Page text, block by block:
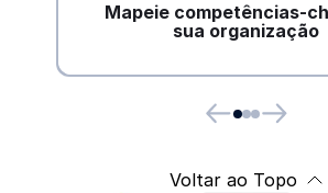
Mapeie competências-
sua organização
mais estratégicos para garantir
performance no futuro.
Voltar ao Topo